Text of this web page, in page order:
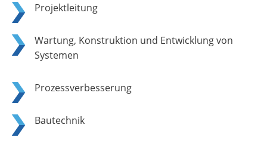
Projektleitung
Wartung, Konstruktion und Entwicklung von
Systemen
Prozessverbesserung
Bautechnik